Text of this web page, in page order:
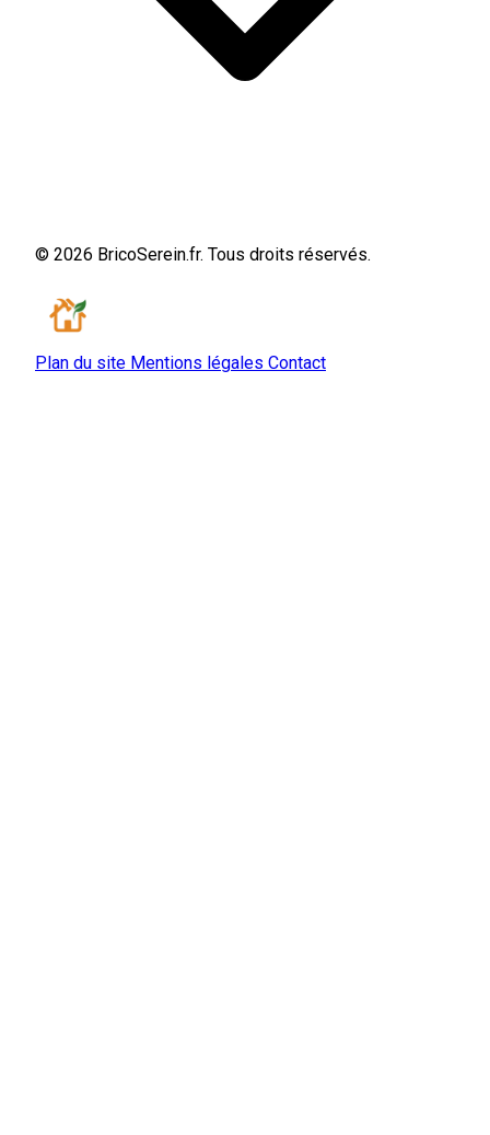
© 2026 BricoSerein.fr. Tous droits réservés.
Plan du site Mentions légales Contact